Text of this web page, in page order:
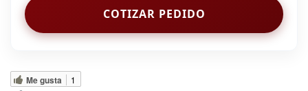
COTIZAR PEDIDO
Me gusta 1